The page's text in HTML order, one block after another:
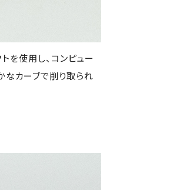
を使用し、コンピュー
なカーブで削り取られ